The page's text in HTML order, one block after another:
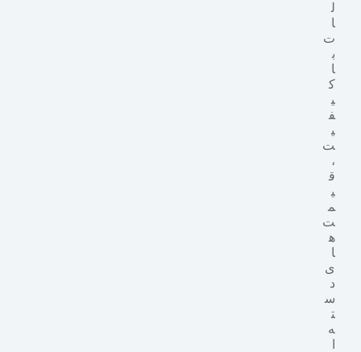
ل
ا
ت
ب
ا
ک
ی
ف
ی
ت
،
ق
ی
م
ت‌
ه
ا
ی
د
س
ت
ه